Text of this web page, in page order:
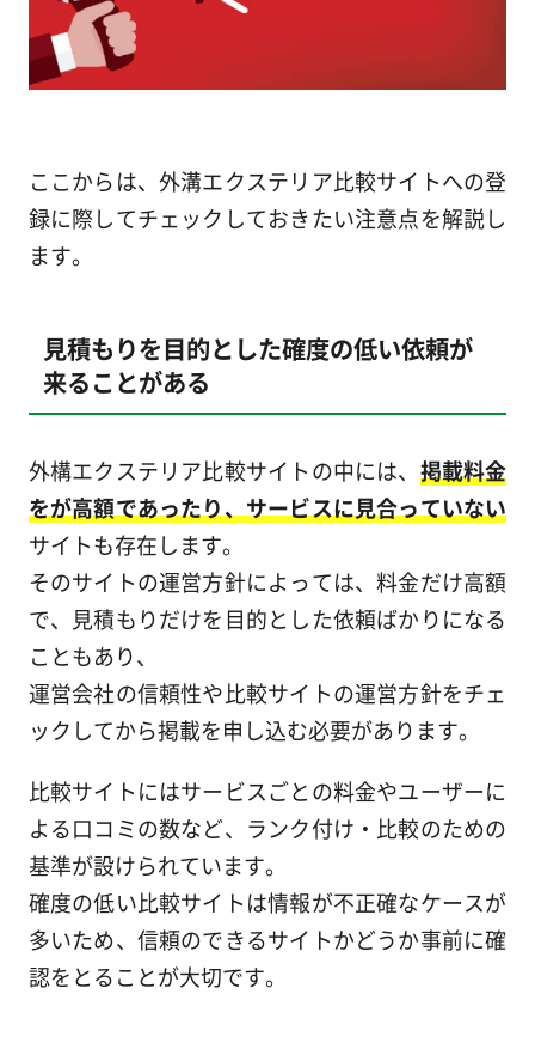
ここからは、外溝エクステリア比較サイトへの登
録に際してチェックしておきたい注意点を解説し
ます。
見積もりを目的とした確度の低い依頼が
来ることがある
外構エクステリア比較サイトの中には、 掲載料金
をが高額であったり、サービスに見合っていない
サイトも存在します。
そのサイトの運営方針によっては、料金だけ高額
で、見積もりだけを目的とした依頼ばかりになる
こともあり、
運営会社の信頼性や比較サイトの運営方針をチェ
ックしてから掲載を申し込む必要があります。
比較サイトにはサービスごとの料金やユーザーに
よる口コミの数など、ランク付け・比較のための
基準が設けられています。
確度の低い比較サイトは情報が不正確なケースが
多いため、信頼のできるサイトかどうか事前に確
認をとることが大切です。